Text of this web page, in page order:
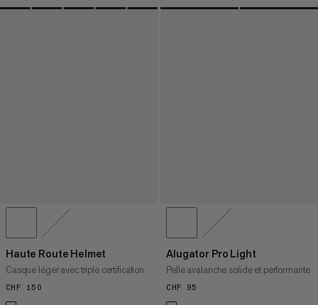
Haute Route Helmet
Casque léger avec triple certification
CHF 150
Alugator Pro Light
Pelle avalanche solide et performante
CHF 95